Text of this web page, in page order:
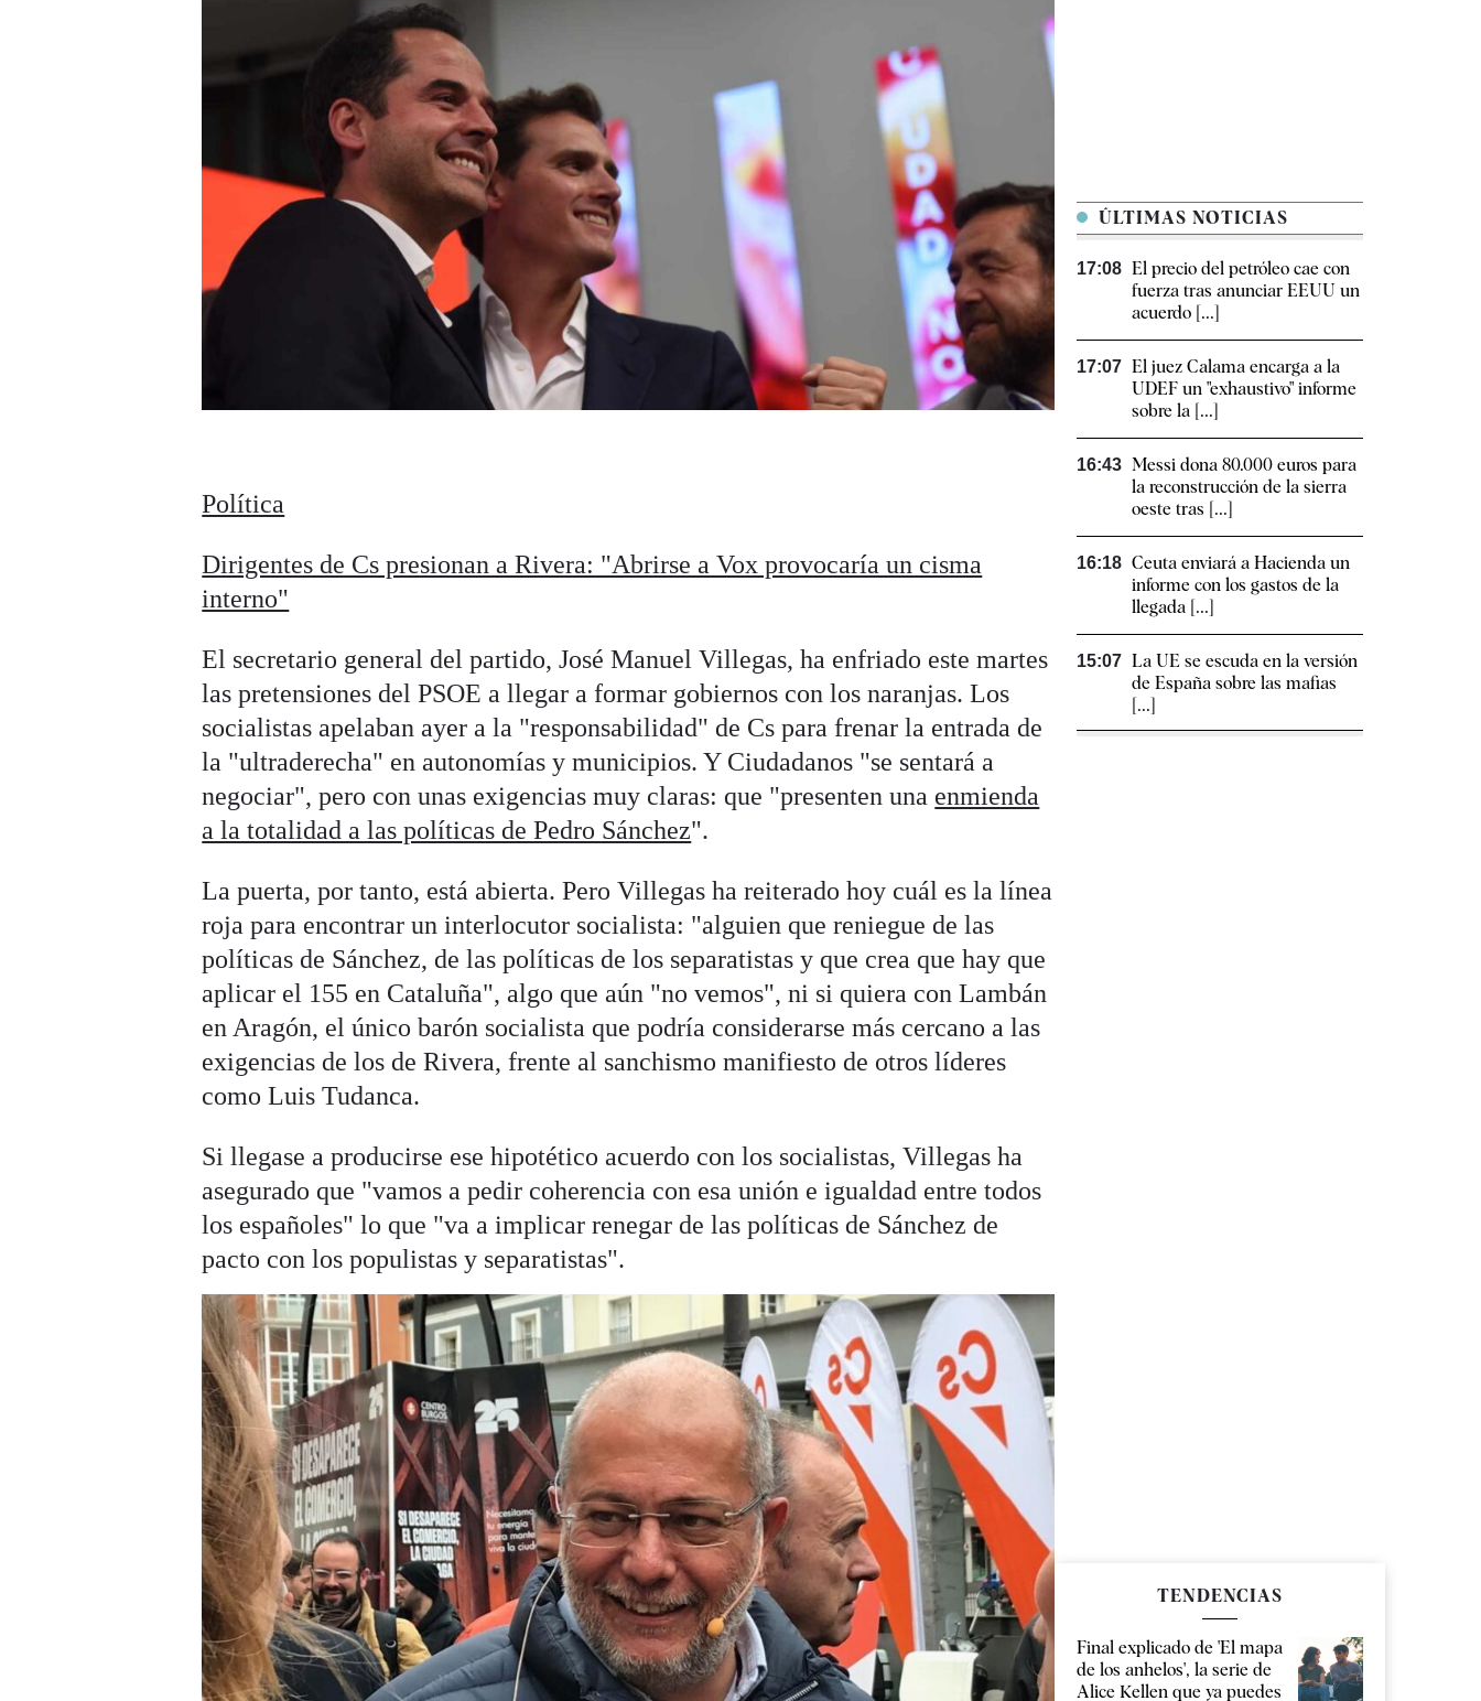
Política
Dirigentes de Cs presionan a Rivera: "Abrirse a Vox provocaría un cisma
interno"
El secretario general del partido, José Manuel Villegas, ha enfriado este martes
las pretensiones del PSOE a llegar a formar gobiernos con los naranjas. Los
socialistas apelaban ayer a la "responsabilidad" de Cs para frenar la entrada de
la "ultraderecha" en autonomías y municipios. Y Ciudadanos "se sentará a
negociar", pero con unas exigencias muy claras: que "presenten una enmienda
a la totalidad a las políticas de Pedro Sánchez".
La puerta, por tanto, está abierta. Pero Villegas ha reiterado hoy cuál es la línea
roja para encontrar un interlocutor socialista: "alguien que reniegue de las
políticas de Sánchez, de las políticas de los separatistas y que crea que hay que
aplicar el 155 en Cataluña", algo que aún "no vemos", ni si quiera con Lambán
en Aragón, el único barón socialista que podría considerarse más cercano a las
exigencias de los de Rivera, frente al sanchismo manifiesto de otros líderes
como Luis Tudanca.
Si llegase a producirse ese hipotético acuerdo con los socialistas, Villegas ha
asegurado que "vamos a pedir coherencia con esa unión e igualdad entre todos
los españoles" lo que "va a implicar renegar de las políticas de Sánchez de
pacto con los populistas y separatistas".
ÚLTIMAS NOTICIAS
17:08 El precio del petróleo cae con
fuerza tras anunciar EEUU un
acuerdo [...]
17:07 El juez Calama encarga a la
UDEF un "exhaustivo" informe
sobre la [...]
16:43 Messi dona 80.000 euros para
la reconstrucción de la sierra
oeste tras [...]
16:18 Ceuta enviará a Hacienda un
informe con los gastos de la
llegada [...]
15:07 La UE se escuda en la versión
de España sobre las mafias
[...]
TENDENCIAS
Final explicado de 'El mapa
de los anhelos', la serie de
Alice Kellen que ya puedes